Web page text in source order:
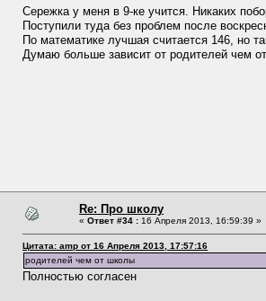
Сережка у меня в 9-ке учится. Никаких
Поступили туда без проблем после
По математике лучшая считается 146, но
Думаю больше зависит от родителей чем
Re: Про школу
« Ответ #34 : 16 Апреля 2013, 16:59:39 »
Цитата: amp от 16 Апреля 2013, 17:57:16
родителей чем от школы
Полностью согласен